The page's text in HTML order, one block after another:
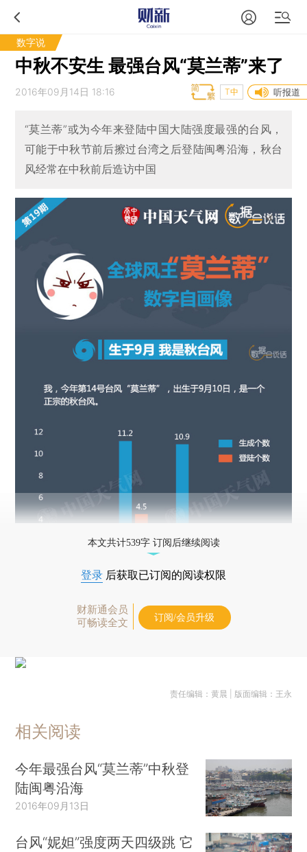
数字说
中秋不安生 最强台风“莫兰蒂”来了
2016年09月14日 18:16 听报道
T中
“莫兰蒂”或为今年来登陆中国大陆强度最强的台风，
可能于中秋节前后擦过台湾之后登陆闽粤沿海，秋台
风经常在中秋前后造访中国
本文共计539字 订阅后继续阅读
登录 后获取已订阅的阅读权限
财新通会员
可畅读全文
订阅/会员升级
责任编辑：黄晨 | 版面编辑：王永
相关阅读
今年最强台风“莫兰蒂”中秋登
陆闽粤沿海
2016年09月13日
台风“妮妲”强度两天四级跳 它